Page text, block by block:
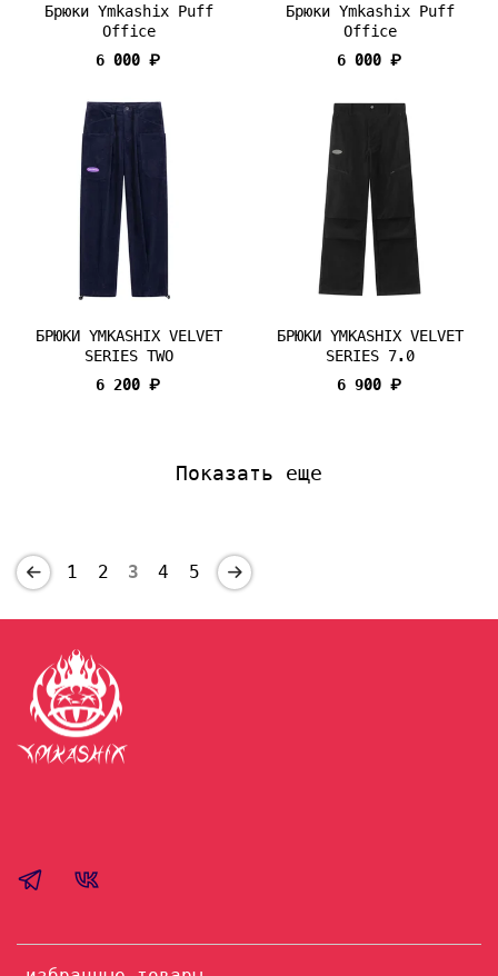
Брюки Ymkashix Puff
Office
6 000 ₽
Брюки Ymkashix Puff
Office
6 000 ₽
БРЮКИ YMKASHIX VELVET
SERIES TWO
6 200 ₽
БРЮКИ YMKASHIX VELVET
SERIES 7.0
6 900 ₽
Показать еще
1 2 3 4 5